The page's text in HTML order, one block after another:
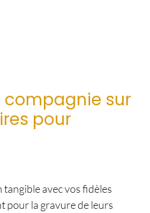
compagnie sur
pour
avec vos fidèles
pour la gravure de leurs